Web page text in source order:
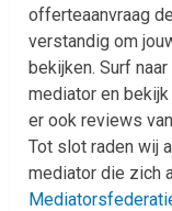
offerteaanvraag
verstandig om
bekijken. Surf
mediator en
er ook reviews
Tot slot raden wij
mediator die zich